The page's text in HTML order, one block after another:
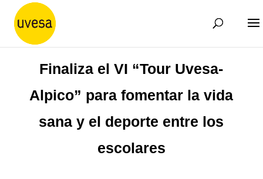
Finaliza el VI “Tour Uvesa-
Alpico” para fomentar la vida
sana y el deporte entre los
escolares